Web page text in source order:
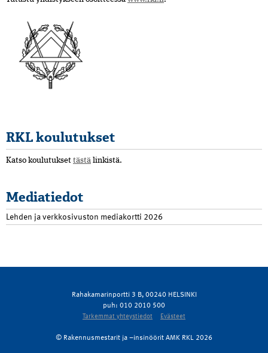
RKL koulutukset
Katso koulutukset tästä linkistä.
Mediatiedot
Lehden ja verkkosivuston mediakortti 2026
Rahakamarinportti 3 B, 00240 HELSINKI
puh: 010 2010 500
Tarkemmat yhteystiedot Evästeet
© Rakennusmestarit ja –insinöörit AMK RKL 2026